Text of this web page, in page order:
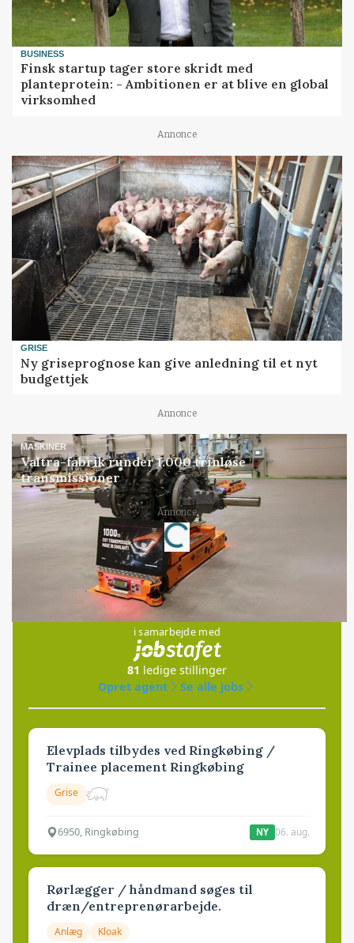
BUSINESS
Finsk startup tager store skridt med
planteprotein: - Ambitionen er at blive en global
virksomhed
Annonce
GRISE
Ny griseprognose kan give anledning til et nyt
budgettjek
Annonce
MASKINER
Valtra-fabrik runder 1.000 trinløse
transmissioner
Annonce
Loading...
Jobs
i samarbejde med
81 ledige stillinger
Opret agent
Se alle jobs
Elevplads tilbydes ved Ringkøbing /
Trainee placement Ringkøbing
Grise
6950, Ringkøbing NY 06. aug.
Rørlægger / håndmand søges til
dræn/entreprenørarbejde.
Anlæg Kloak